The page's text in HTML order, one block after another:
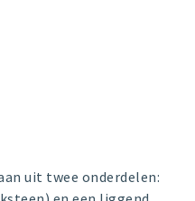
uit twee onderdelen: